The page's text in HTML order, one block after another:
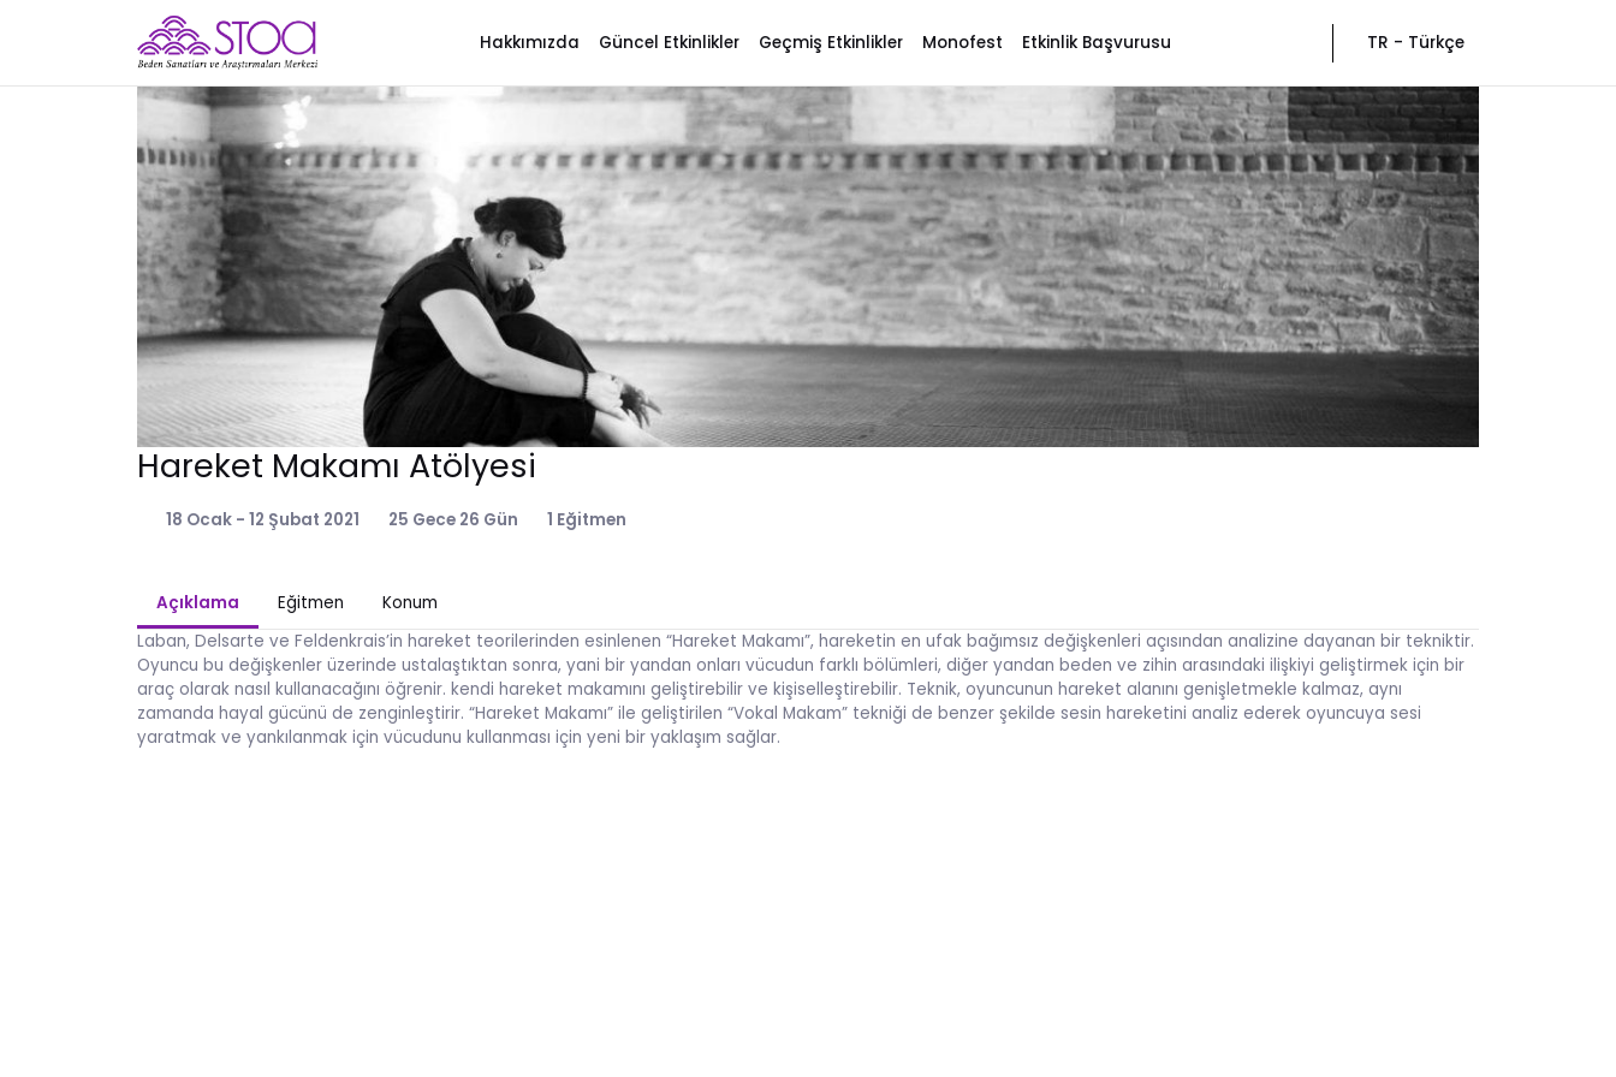
Hakkımızda Güncel Etkinlikler Geçmiş Etkinlikler Monofest Etkinlik Başvurusu TR - Türkçe
Hareket Makamı Atölyesi
18 Ocak - 12 Şubat 2021 25 Gece 26 Gün 1 Eğitmen
Açıklama Eğitmen
Konum
Laban, Delsarte ve Feldenkrais’in hareket teorilerinden esinlenen “Hareket Makamı”, hareketin en ufak bağımsız değişkenleri açısından analizine dayanan bir tekniktir.
Oyuncu bu değişkenler üzerinde ustalaştıktan sonra, yani bir yandan onları vücudun farklı bölümleri, diğer yandan beden ve zihin arasındaki ilişkiyi geliştirmek için bir
araç olarak nasıl kullanacağını öğrenir. kendi hareket makamını geliştirebilir ve kişiselleştirebilir. Teknik, oyuncunun hareket alanını genişletmekle kalmaz, aynı
zamanda hayal gücünü de zenginleştirir. “Hareket Makamı” ile geliştirilen “Vokal Makam” tekniği de benzer şekilde sesin hareketini analiz ederek oyuncuya sesi
yaratmak ve yankılanmak için vücudunu kullanması için yeni bir yaklaşım sağlar.